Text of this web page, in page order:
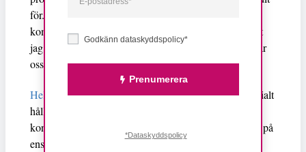
för. Jag är medveten om att jag låter ’hård’ i mina
kommenterar ovan. Men verkligheten är hård. Och det
jag önskar är att vi vågar se den i vitögat och rannsakar
oss själva.”
Hela Malmöär en organisation som arbetar för ett socialt
hållbart samhälle där Kalis Loyd är verksam. Hon
konstaterar att det kan vara bekvämt att lägga skulden på
enskilda individer, men betonar att det inte löser
Godkänn dataskyddspolicy*
Prenumerera
*Dataskyddspolicy